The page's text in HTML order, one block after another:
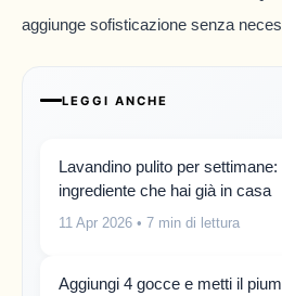
aggiunge sofisticazione senza
LEGGI ANCHE
Lavandino pulito per
ingrediente che hai già in casa
11 Apr 2026 • 7 min di lettura
Aggiungi 4 gocce e metti il